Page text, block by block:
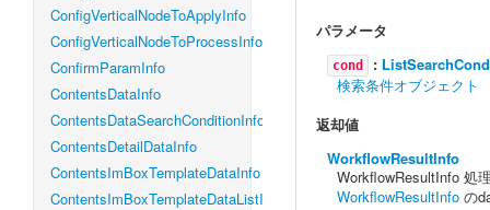
ConfigVerticalNodeToApplyInfo
ConfigVerticalNodeToProcessInfo
ConfirmParamInfo
ContentsDataInfo
ContentsDataSearchConditionInfo
ContentsDetailDataInfo
ContentsImBoxTemplateDataInfo
ContentsImBoxTemplateDataListInfo
パラメータ
cond :
検索条件オブジェクト
返却値
WorkflowResultInfo
WorkflowResultInfo 処
WorkflowResultInfo の